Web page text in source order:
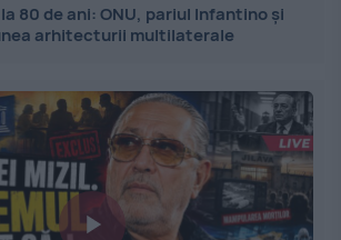
80 de ani: ONU, pariul Infantino și
arhitecturii multilaterale